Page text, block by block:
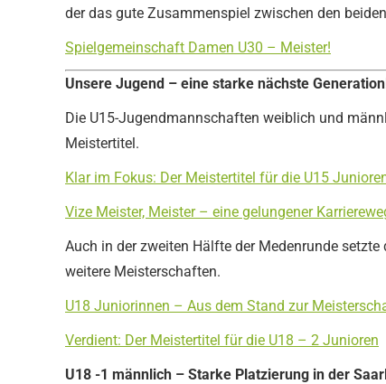
der das gute Zusammenspiel zwischen den
Spielgemeinschaft Damen U30 – Meister!
Unsere Jugend – eine starke nächste
Die U15-Jugendmannschaften weiblich und
Meistertitel.
Klar im Fokus: Der Meistertitel für die U15
Vize Meister, Meister – eine gelungener
Auch in der zweiten Hälfte der Medenrunde
weitere Meisterschaften.
U18 Juniorinnen – Aus dem Stand zur
Verdient: Der Meistertitel für die U18 – 2 Junioren
U18 -1 männlich – Starke Platzierung in der